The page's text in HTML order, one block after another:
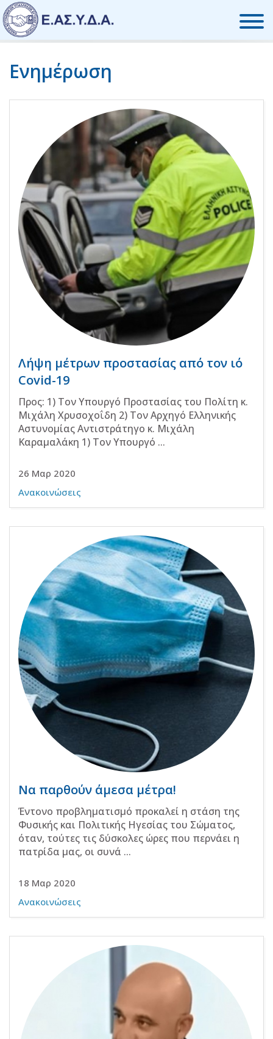
Ενημέρωση
Λήψη μέτρων προστασίας από τον ιό
Covid-19
Προς: 1) Τον Υπουργό Προστασίας του Πολίτη κ.
Μιχάλη Χρυσοχοΐδη 2) Τον Αρχηγό Ελληνικής
Αστυνομίας Αντιστράτηγο κ. Μιχάλη
Καραμαλάκη 1) Τον Υπουργό ...
26 Μαρ 2020
Ανακοινώσεις
Να παρθούν άμεσα μέτρα!
Έντονο προβληματισμό προκαλεί η στάση της
Φυσικής και Πολιτικής Ηγεσίας του Σώματος,
όταν, τούτες τις δύσκολες ώρες που περνάει η
πατρίδα μας, οι συνά ...
18 Μαρ 2020
Ανακοινώσεις